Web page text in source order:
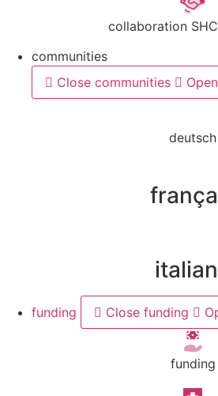
collaboration
communities
Close communities
deutsch
funding Close funding
funding